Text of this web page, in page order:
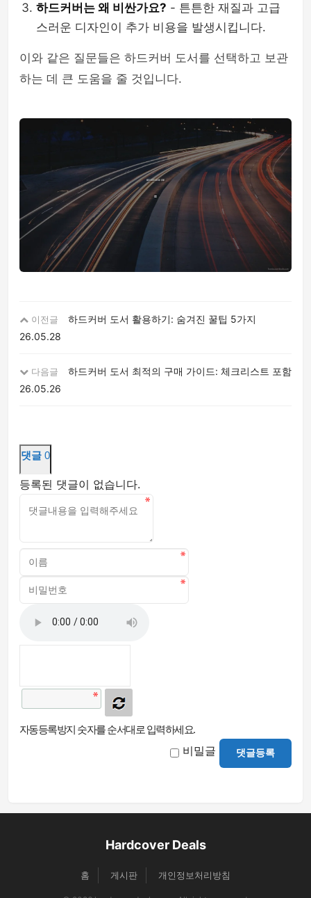
하드커버는 왜 비싼가요? - 튼튼한 재질과 고급
스러운 디자인이 추가 비용을 발생시킵니다.
이와 같은 질문들은 하드커버 도서를 선택하고 보관
하는 데 큰 도움을 줄 것입니다.
이전글
하드커버 도서 활용하기: 숨겨진 꿀팁 5가지
26.05.28
다음글
하드커버 도서 최적의 구매 가이드: 체크리스트 포함
26.05.26
댓글 0
등록된 댓글이 없습니다.
자동등록방지 숫자를 순서대로 입력하세요.
비밀글 댓글등록
Hardcover Deals
홈 게시판 개인정보처리방침